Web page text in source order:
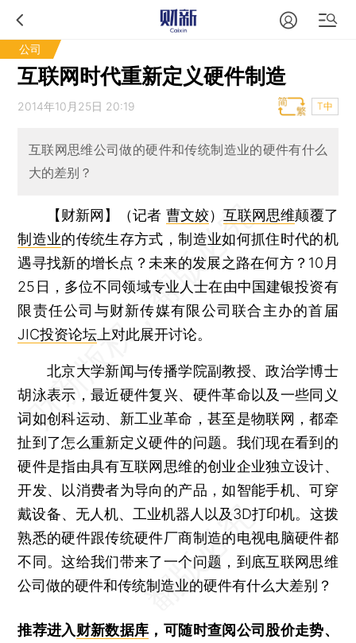
公司
互联网时代重新定义硬件制造
2014年10月25日 20:19 T中
互联网思维公司做的硬件和传统制造业的硬件有什么
大的差别？
【财新网】（记者 曹文姣） 互联网思维颠覆了
制造业的传统生存方式，制造业如何抓住时代的机
遇寻找新的增长点？未来的发展之路在何方？10月
25日，多位不同领域专业人士在由中国建银投资有
限责任公司与财新传媒有限公司联合主办的首届
JIC投资论坛 上对此展开讨论。
北京大学新闻与传播学院副教授、政治学博士
胡泳表示，最近硬件复兴、硬件革命以及一些同义
词如创科运动、新工业革命，甚至是物联网，都牵
扯到了怎么重新定义硬件的问题。我们现在看到的
硬件是指由具有互联网思维的创业企业独立设计、
开发、以消费者为导向的产品，如智能手机、可穿
戴设备、无人机、工业机器人以及3D打印机。这拨
熟悉的硬件跟传统硬件厂商制造的电视电脑硬件都
不同。这给我们带来了一个问题，到底互联网思维
公司做的硬件和传统制造业的硬件有什么大差别？
推荐进入财新数据库 ，可随时查阅公司股价走势、